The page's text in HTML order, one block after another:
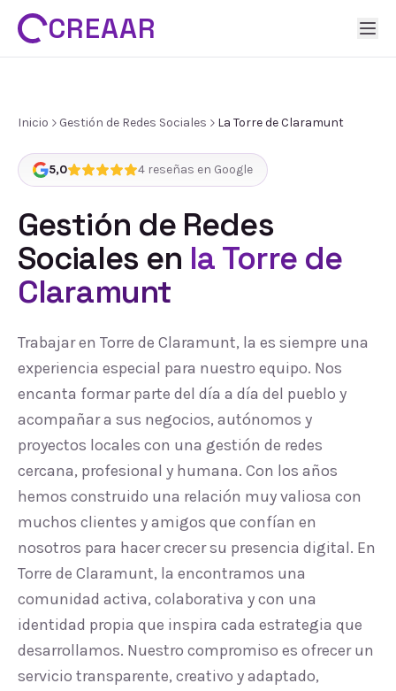
CREAAR
Inicio Gestión de Redes Sociales La Torre de Claramunt
5,0 4 reseñas en Google
Gestión de Redes
Sociales en la Torre de
Claramunt
Trabajar en Torre de Claramunt, la es siempre una
experiencia especial para nuestro equipo. Nos
encanta formar parte del día a día del pueblo y
acompañar a sus negocios, autónomos y
proyectos locales con una gestión de redes
cercana, profesional y humana. Con los años
hemos construido una relación muy valiosa con
muchos clientes y amigos que confían en
nosotros para hacer crecer su presencia digital. En
Torre de Claramunt, la encontramos una
comunidad activa, colaborativa y con una
identidad propia que inspira cada estrategia que
desarrollamos. Nuestro compromiso es ofrecer un
servicio transparente, creativo y adaptado,